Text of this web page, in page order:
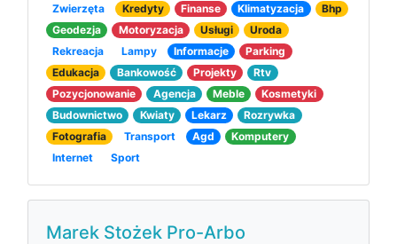
Zwierzęta
Kredyty Finanse Klimatyzacja
Bhp
Geodezja
Motoryzacja Usługi
Uroda
Rekreacja
Lampy Informacje
Parking
Edukacja
Bankowość Projekty
Rtv
Pozycjonowanie
Agencja Meble
Kosmetyki
Budownictwo
Kwiaty Lekarz
Rozrywka
Fotografia
Transport Agd
Komputery
Internet
Sport
Marek Stożek Pro-Arbo